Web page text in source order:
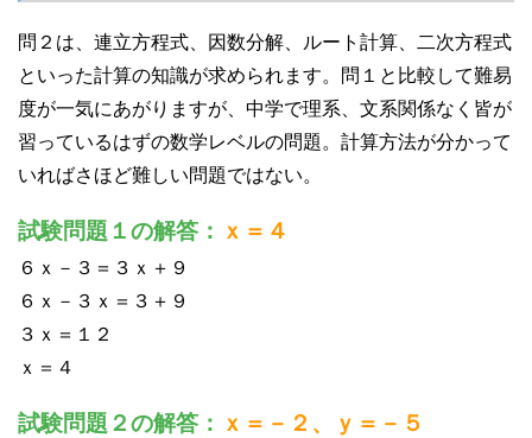
問２は、連立方程式、因数分解、ルート計算、二次方程式
といった計算の知識が求められます。問１と比較して難易
度が一気にあがりますが、中学で理系、文系関係なく皆が
習っているはずの数学レベルの問題。計算方法が分かって
いればさほど難しい問題ではない。
試験問題１の解答： ｘ＝４
６ｘ－３＝３ｘ＋９
６ｘ－３ｘ＝３＋９
３ｘ＝１２
ｘ＝４
試験問題２の解答： ｘ＝－２、ｙ＝－５